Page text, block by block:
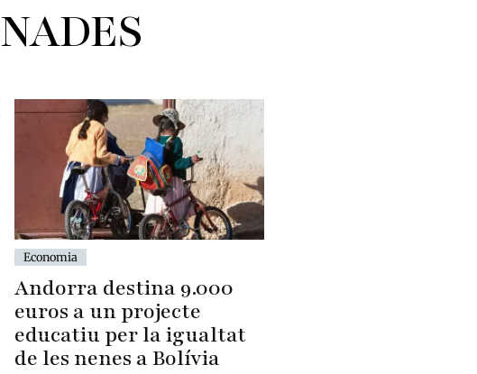
Economia
Andorra destina 9.000
euros a un projecte
educatiu per la igualtat
de les nenes a Bolívia